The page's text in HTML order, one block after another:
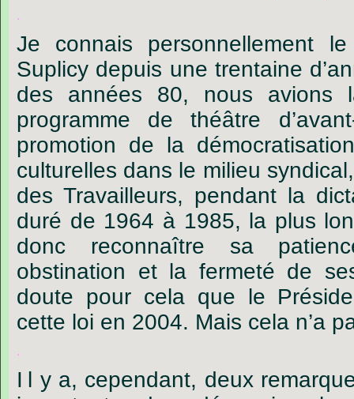
.
Je connais personnellement
Suplicy depuis une trentaine
des années 80, nous avions
programme de théâtre
promotion de la
culturelles dans le milieu
des Travailleurs, pendant la
duré de 1964 à 1985, la plus
donc reconnaître sa
obstination et la fermeté de
doute pour cela que le
cette loi en 2004. Mais cela n’a
.
I l y a, cependant, deux